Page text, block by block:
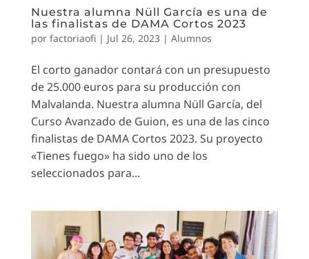
Nuestra alumna Nüll García es una de
las finalistas de DAMA Cortos 2023
por factoriaofi| Jul 26, 2023| Alumnos
El corto ganador contará con un presupuesto
de 25.000 euros para su producción con
Malvalanda. Nuestra alumna Nüll García, del
Curso Avanzado de Guion, es una de las cinco
finalistas de DAMA Cortos 2023. Su proyecto
«Tienes fuego» ha sido uno de los
seleccionados para...